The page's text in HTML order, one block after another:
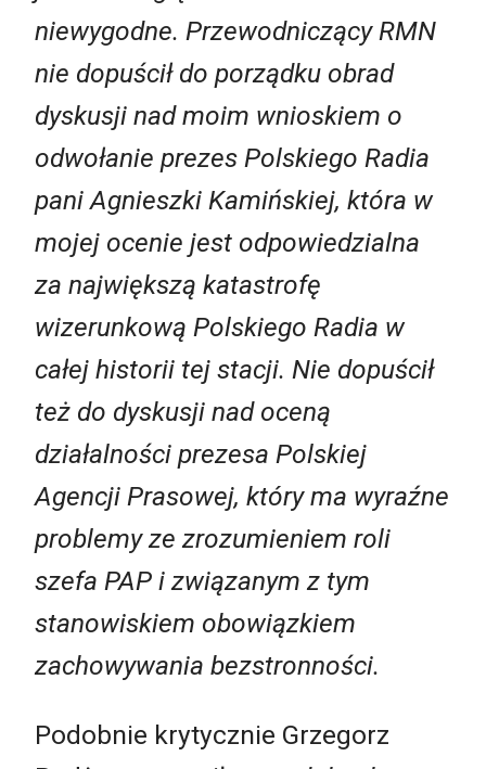
niewygodne. Przewodniczący RMN
nie dopuścił do porządku obrad
dyskusji nad moim wnioskiem o
odwołanie prezes Polskiego Radia
pani Agnieszki Kamińskiej, która w
mojej ocenie jest odpowiedzialna
za największą katastrofę
wizerunkową Polskiego Radia w
całej historii tej stacji. Nie dopuścił
też do dyskusji nad oceną
działalności prezesa Polskiej
Agencji Prasowej, który ma wyraźne
problemy ze zrozumieniem roli
szefa PAP i związanym z tym
stanowiskiem obowiązkiem
zachowywania bezstronności.
Podobnie krytycznie Grzegorz